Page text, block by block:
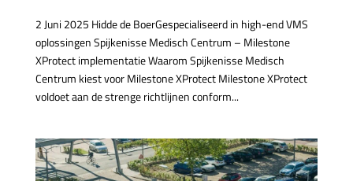
2 Juni 2025 Hidde de BoerGespecialiseerd in high-end VMS
oplossingen Spijkenisse Medisch Centrum – Milestone
XProtect implementatie Waarom Spijkenisse Medisch
Centrum kiest voor Milestone XProtect Milestone XProtect
voldoet aan de strenge richtlijnen conform...